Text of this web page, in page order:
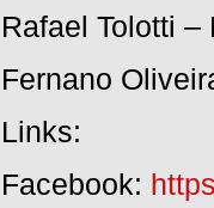
Rafael Tolotti –
Fernano
Links:
Facebook: